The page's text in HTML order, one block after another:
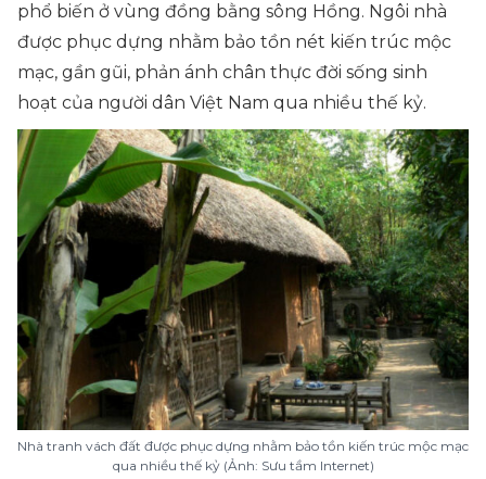
phổ biến ở vùng đồng bằng sông Hồng. Ngôi nhà
được phục dựng nhằm bảo tồn nét kiến trúc mộc
mạc, gần gũi, phản ánh chân thực đời sống sinh
hoạt của người dân Việt Nam qua nhiều thế kỷ.
Nhà tranh vách đất được phục dựng nhằm bảo tồn kiến trúc mộc mạc
qua nhiều thế kỷ (Ảnh: Sưu tầm Internet)